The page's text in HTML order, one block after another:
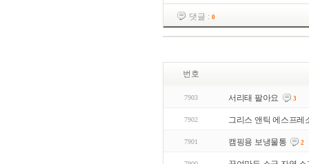
댓글 : 0
번호
7903 서리태 팔아요 3
7902 그리스 앤틱 에스프레
7901 캠핑용 보냉물통 2